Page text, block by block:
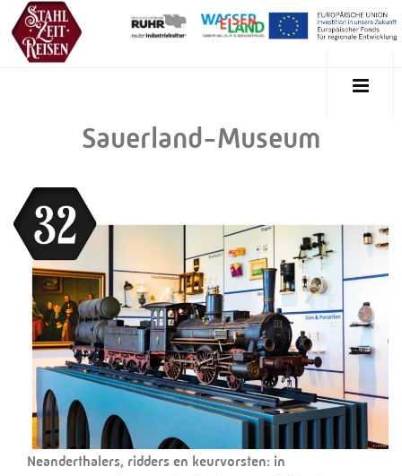
Sauerland-Museum
Neanderthalers, ridders en keurvorsten: in